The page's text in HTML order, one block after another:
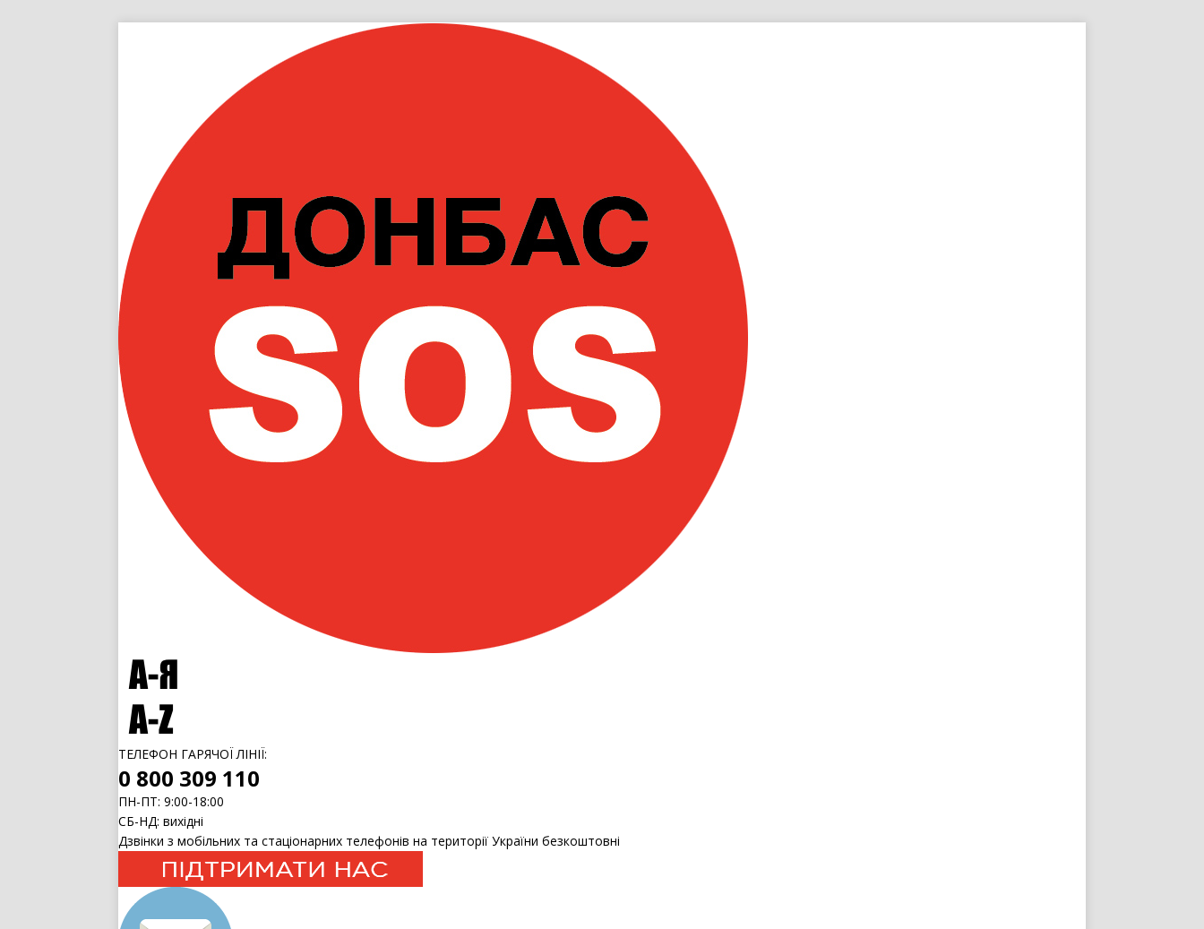
ТЕЛЕФОН ГАРЯЧОЇ ЛІНІЇ:
0 800 309 110
ПН-ПТ: 9:00-18:00
СБ-НД: вихідні
Дзвінки з мобільних та стаціонарних телефонів на території України безкоштовні